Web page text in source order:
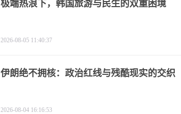
极端热浪下，韩国旅游与民生的双重困境
2026-08-05 11:40:37
伊朗绝不拥核：政治红线与残酷现实的交织
2026-08-04 16:16:53